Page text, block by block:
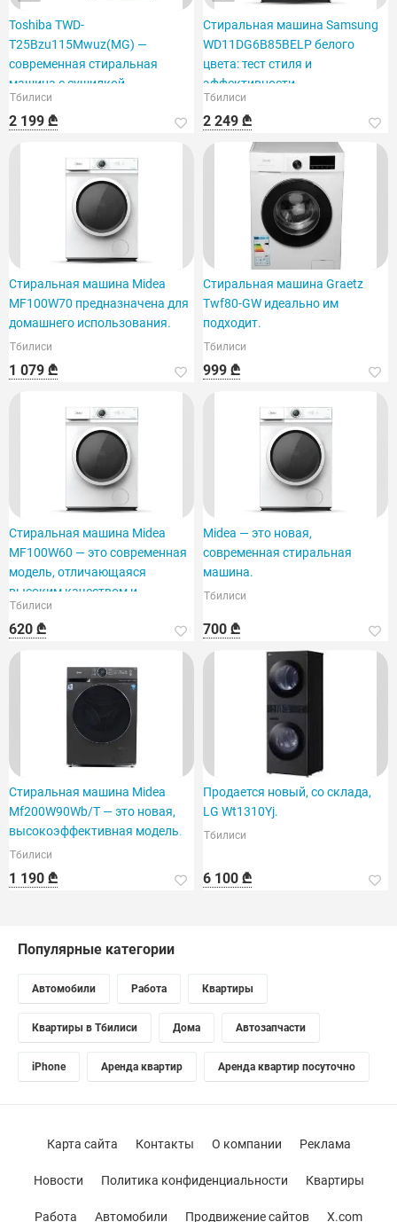
Toshiba TWD-
T25Bzu115Mwuz(MG) —
современная стиральная
машина с сушилкой.
Тбилиси
2 199 ₾
Стиральная машина Samsung
WD11DG6B85BELP белого
цвета: тест стиля и
эффективности.
Тбилиси
2 249 ₾
Стиральная машина Midea
MF100W70 предназначена для
домашнего использования.
Тбилиси
1 079 ₾
Стиральная машина Graetz
Twf80-GW идеально им
подходит.
Тбилиси
999 ₾
Стиральная машина Midea
MF100W60 — это современная
модель, отличающаяся
высоким качеством и
функционалом.
Тбилиси
620 ₾
Midea — это новая,
современная стиральная
машина.
Тбилиси
700 ₾
Стиральная машина Midea
Mf200W90Wb/T — это новая,
высокоэффективная модель.
Тбилиси
1 190 ₾
Продается новый, со склада,
LG Wt1310Yj.
Тбилиси
6 100 ₾
Популярные категории
Автомобили Работа Квартиры
Квартиры в Тбилиси Дома Автозапчасти
iPhone Аренда квартир Аренда квартир посуточно
Карта сайта Контакты О компании Реклама
Новости Политика конфиденциальности Квартиры
Работа Автомобили Продвижение сайтов X.com